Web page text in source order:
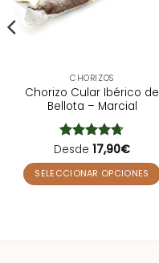
CHORIZOS
Chorizo Cular Ibérico de
Bellota – Marcial
Valorado
con4.71
de 5
Desde 17,90€
SELECCIONAR OPCIONES